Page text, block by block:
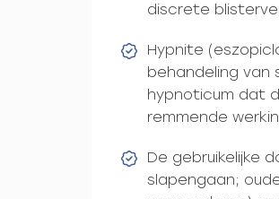
discrete
Hypnite
behandeling van
hypnoticum dat
remmende
De gebruikelijke
slapengaan;